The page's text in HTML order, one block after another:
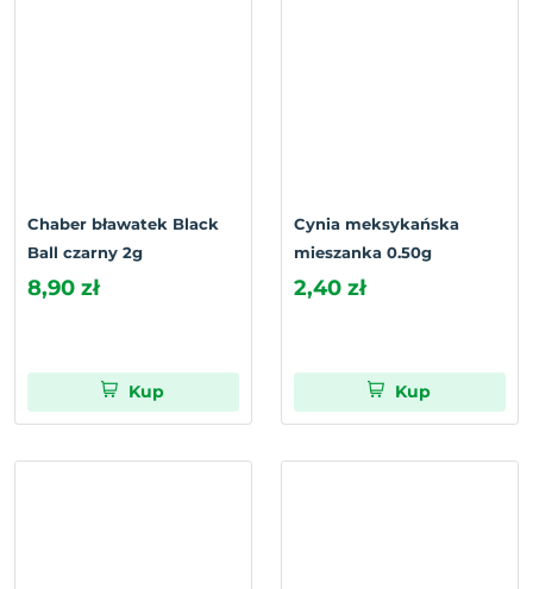
Chaber bławatek Black
Ball czarny 2g
8,90 zł
Kup
Cynia meksykańska
mieszanka 0.50g
2,40 zł
Kup